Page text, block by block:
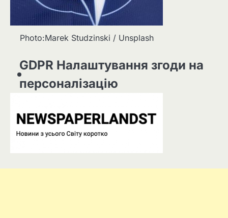
Photo:Marek Studzinski / Unsplash
GDPR Налаштування згоди на
персоналізацію